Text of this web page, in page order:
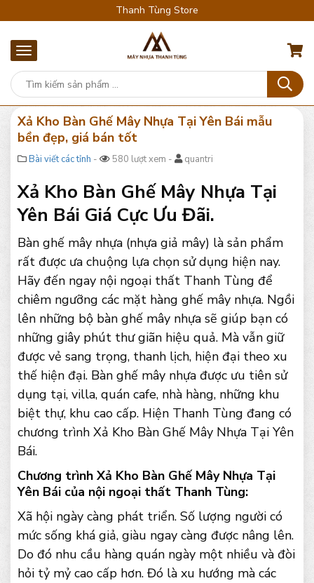
Thanh Tùng Store
Xả Kho Bàn Ghế Mây Nhựa Tại Yên Bái mẫu
bền đẹp, giá bán tốt
Bài viết các tỉnh - 580 lượt xem - quantri
Xả Kho Bàn Ghế Mây Nhựa Tại
Yên Bái Giá Cực Ưu Đãi.
Bàn ghế mây nhựa (nhựa giả mây) là sản phẩm
rất được ưa chuộng lựa chọn sử dụng hiện nay.
Hãy đến ngay nội ngoại thất Thanh Tùng để
chiêm ngưỡng các mặt hàng ghế mây nhựa. Ngồi
lên những bộ bàn ghế mây nhựa sẽ giúp bạn có
những giây phút thư giãn hiệu quả. Mà vẫn giữ
được vẻ sang trọng, thanh lịch, hiện đại theo xu
thế hiện đại. Bàn ghế mây nhựa được ưu tiên sử
dụng tại, villa, quán cafe, nhà hàng, những khu
biệt thự, khu cao cấp. Hiện Thanh Tùng đang có
chương trình Xả Kho Bàn Ghế Mây Nhựa Tại Yên
Bái.
Chương trình Xả Kho Bàn Ghế Mây Nhựa Tại
Yên Bái của nội ngoại thất Thanh Tùng:
Xã hội ngày càng phát triển. Số lượng người có
mức sống khá giả, giàu ngay càng được nâng lên.
Do đó nhu cầu hàng quán ngày một nhiều và đòi
hỏi tỷ mỷ cao cấp hơn. Đó là xu hướng mà các